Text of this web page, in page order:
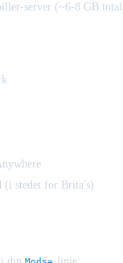
server (~6-8 GB
(i stedet for Brita's)